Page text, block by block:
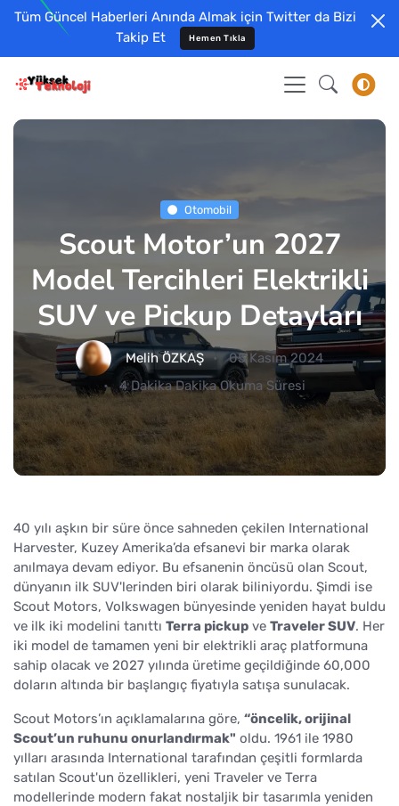
Tüm Güncel Haberleri Anında Almak için Twitter da Bizi
Takip Et
Hemen Tıkla
Otomobil
Scout Motor’un 2027
Model Tercihleri Elektrikli
SUV ve Pickup Detayları
Melih ÖZKAŞ
05 Kasım 2024
4 Dakika Dakika Okuma Süresi
40 yılı aşkın bir süre önce sahneden çekilen International
Harvester, Kuzey Amerika’da efsanevi bir marka olarak
anılmaya devam ediyor. Bu efsanenin öncüsü olan Scout,
dünyanın ilk SUV'lerinden biri olarak biliniyordu. Şimdi ise
Scout Motors, Volkswagen bünyesinde yeniden hayat buldu
ve ilk iki modelini tanıttı Terra pickup ve Traveler SUV. Her
iki model de tamamen yeni bir elektrikli araç platformuna
sahip olacak ve 2027 yılında üretime geçildiğinde 60,000
doların altında bir başlangıç fiyatıyla satışa sunulacak.
Scout Motors’ın açıklamalarına göre, “öncelik, orijinal
Scout’un ruhunu onurlandırmak" oldu. 1961 ile 1980
yılları arasında International tarafından çeşitli formlarda
satılan Scout'un özellikleri, yeni Traveler ve Terra
modellerinde modern fakat nostaljik bir tasarımla yeniden